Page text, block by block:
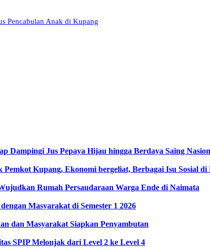
Pencabulan Anak di Kupang
Dampingi Jus Pepaya Hijau hingga Berdaya Saing
Kupang, Ekonomi bergeliat, Berbagai Isu Sosial di
Rumah Persaudaraan Warga Ende di Naimata
Masyarakat di Semester 1 2026
dan Masyarakat Siapkan Penyambutan
SPIP Melonjak dari Level 2 ke Level 4